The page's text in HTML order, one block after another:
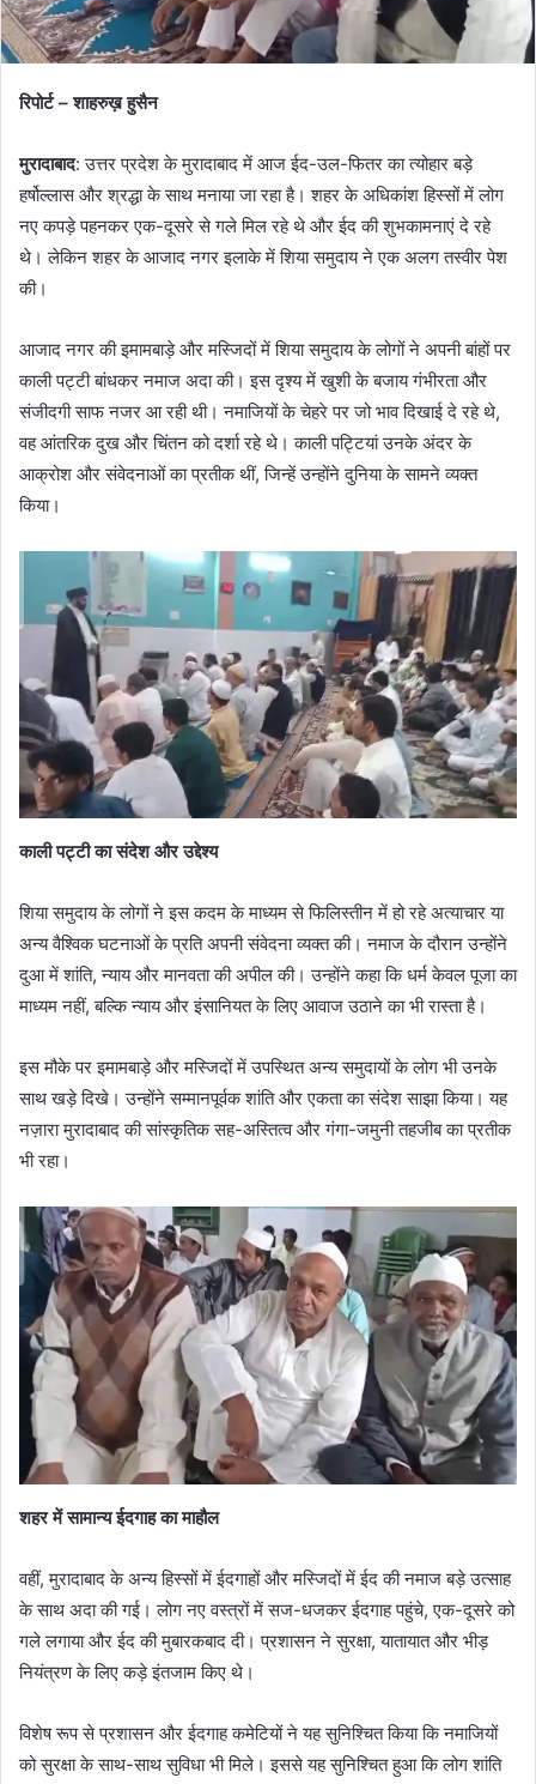
रिपोर्ट – शाहरुख़ हुसैन
मुरादाबाद: उत्तर प्रदेश के मुरादाबाद में आज ईद-उल-फितर का त्योहार बड़े
हर्षोल्लास और श्रद्धा के साथ मनाया जा रहा है। शहर के अधिकांश हिस्सों में लोग
नए कपड़े पहनकर एक-दूसरे से गले मिल रहे थे और ईद की शुभकामनाएं दे रहे
थे। लेकिन शहर के आजाद नगर इलाके में शिया समुदाय ने एक अलग तस्वीर पेश
की।
आजाद नगर की इमामबाड़े और मस्जिदों में शिया समुदाय के लोगों ने अपनी बांहों पर
काली पट्टी बांधकर नमाज अदा की। इस दृश्य में खुशी के बजाय गंभीरता और
संजीदगी साफ नजर आ रही थी। नमाजियों के चेहरे पर जो भाव दिखाई दे रहे थे,
वह आंतरिक दुख और चिंतन को दर्शा रहे थे। काली पट्टियां उनके अंदर के
आक्रोश और संवेदनाओं का प्रतीक थीं, जिन्हें उन्होंने दुनिया के सामने व्यक्त
किया।
काली पट्टी का संदेश और उद्देश्य
शिया समुदाय के लोगों ने इस कदम के माध्यम से फिलिस्तीन में हो रहे अत्याचार या
अन्य वैश्विक घटनाओं के प्रति अपनी संवेदना व्यक्त की। नमाज के दौरान उन्होंने
दुआ में शांति, न्याय और मानवता की अपील की। उन्होंने कहा कि धर्म केवल पूजा का
माध्यम नहीं, बल्कि न्याय और इंसानियत के लिए आवाज उठाने का भी रास्ता है।
इस मौके पर इमामबाड़े और मस्जिदों में उपस्थित अन्य समुदायों के लोग भी उनके
साथ खड़े दिखे। उन्होंने सम्मानपूर्वक शांति और एकता का संदेश साझा किया। यह
नज़ारा मुरादाबाद की सांस्कृतिक सह-अस्तित्व और गंगा-जमुनी तहजीब का प्रतीक
भी रहा।
शहर में सामान्य ईदगाह का माहौल
वहीं, मुरादाबाद के अन्य हिस्सों में ईदगाहों और मस्जिदों में ईद की नमाज बड़े उत्साह
के साथ अदा की गई। लोग नए वस्त्रों में सज-धजकर ईदगाह पहुंचे, एक-दूसरे को
गले लगाया और ईद की मुबारकबाद दी। प्रशासन ने सुरक्षा, यातायात और भीड़
नियंत्रण के लिए कड़े इंतजाम किए थे।
विशेष रूप से प्रशासन और ईदगाह कमेटियों ने यह सुनिश्चित किया कि नमाजियों
को सुरक्षा के साथ-साथ सुविधा भी मिले। इससे यह सुनिश्चित हुआ कि लोग शांति